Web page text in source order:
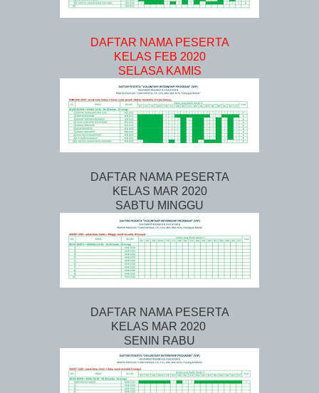
DAFTAR NAMA PESERTA
KELAS FEB 2020
SELASA KAMIS
DAFTAR NAMA PESERTA
KELAS MAR 2020
SABTU MINGGU
DAFTAR NAMA PESERTA
KELAS MAR 2020
SENIN RABU